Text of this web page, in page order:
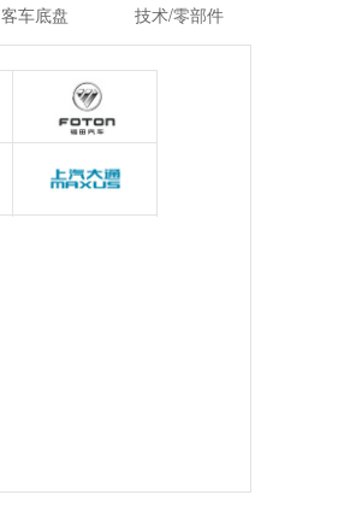
客车底盘 技术/零部件